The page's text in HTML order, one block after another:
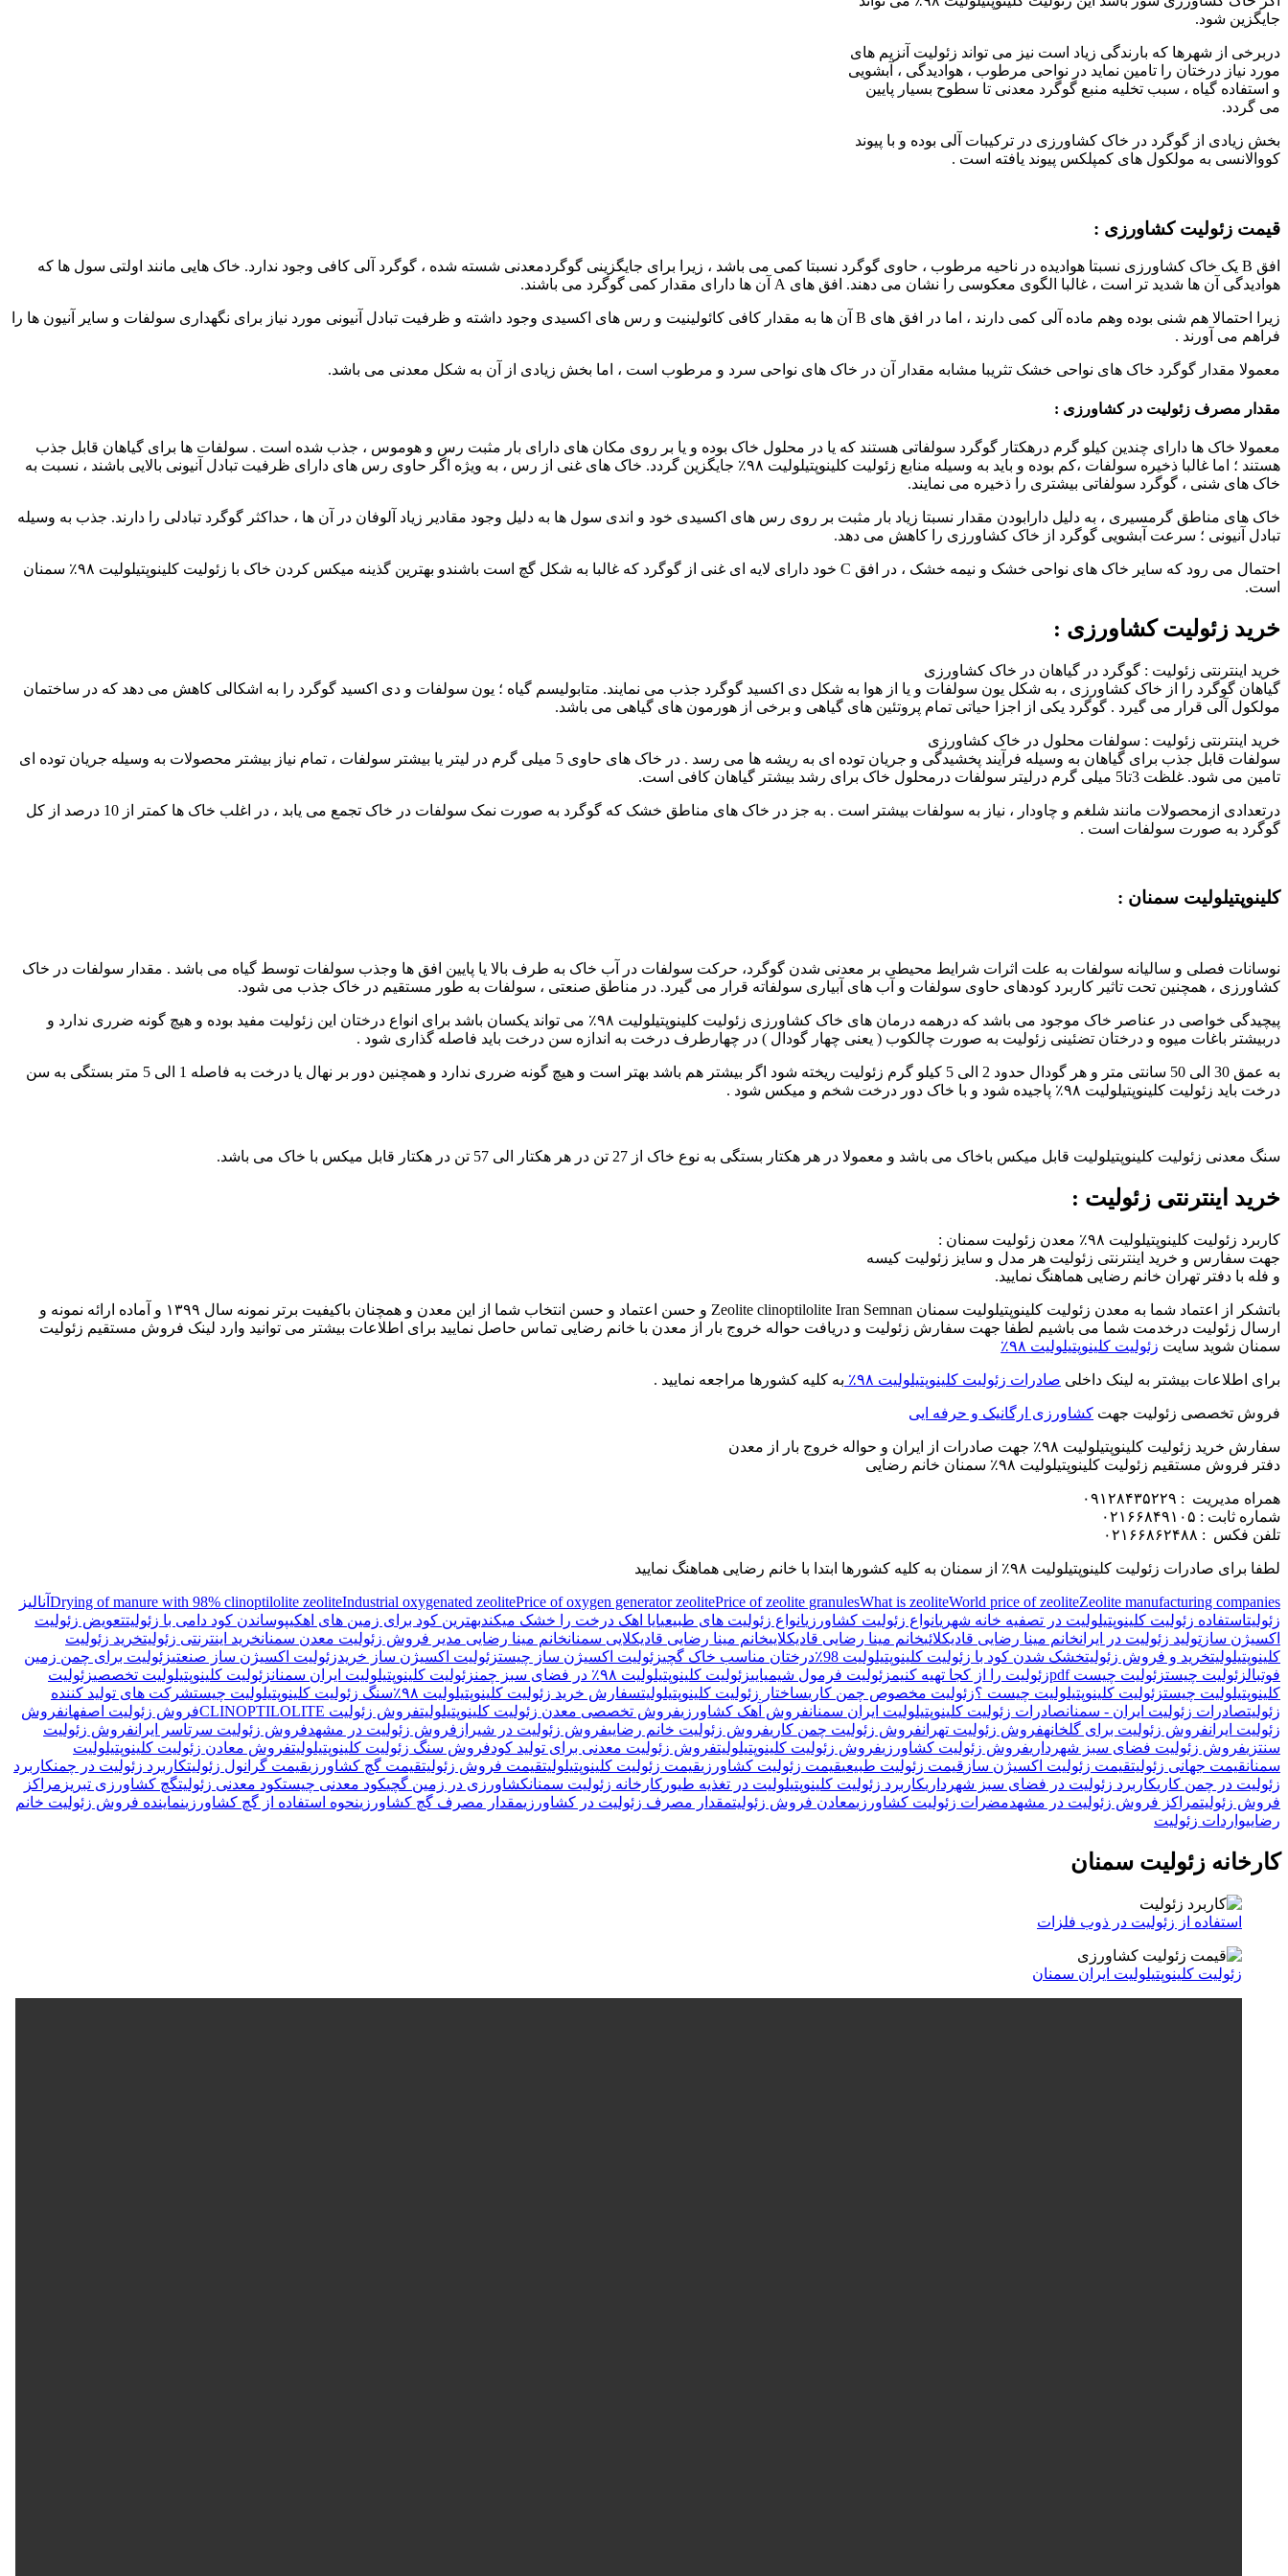
جایگزین شود.
دربرخی از شهرها که بارندگی زیاد است نیز می تواند زئولیت آنزیم های
مورد نیاز درختان را تامین نماید در نواحی مرطوب ، هوادیدگی ، آبشویی
و استفاده گیاه ، سبب تخلیه منبع گوگرد معدنی تا سطوح بسیار پایین
می گردد.
بخش زیادی از گوگرد در خاک کشاورزی در ترکیبات آلی بوده و با پیوند
کووالانسی به مولکول های کمپلکس پیوند یافته است .
قیمت زئولیت کشاورزی :
افق B یک خاک کشاورزی نسبتا هوادیده در ناحیه مرطوب ، حاوی گوگرد نسبتا کمی می باشد ، زیرا برای جایگزینی گوگردمعدنی شسته شده ، گوگرد آلی کافی وجود ندارد. خاک هایی مانند اولتی سول ها که
هوادیدگی آن ها شدید تر است ، غالبا الگوی معکوسی را نشان می دهند. افق های A آن ها دارای مقدار کمی گوگرد می باشند.
زیرا احتمالا هم شنی بوده وهم ماده آلی کمی دارند ، اما در افق های B آن ها به مقدار کافی کائولینیت و رس های اکسیدی وجود داشته و ظرفیت تبادل آنیونی مورد نیاز برای نگهداری سولفات و سایر آنیون ها را
فراهم می آورند .
معمولا مقدار گوگرد خاک های نواحی خشک تثریبا مشابه مقدار آن در خاک های نواحی سرد و مرطوب است ، اما بخش زیادی از آن به شکل معدنی می باشد.
مقدار مصرف زئولیت در کشاورزی :
معمولا خاک ها دارای چندین کیلو گرم درهکتار گوگرد سولفاتی هستند که یا در محلول خاک بوده و یا بر روی مکان های دارای بار مثبت رس و هوموس ، جذب شده است . سولفات ها برای گیاهان قابل جذب
هستند ؛ اما غالبا ذخیره سولفات ،کم بوده و باید به وسیله منابع زئولیت کلینوپتیلولیت ۹۸٪ جایگزین گردد. خاک های غنی از رس ، به ویژه اگر حاوی رس های دارای ظرفیت تبادل آنیونی بالایی باشند ، نسبت به
خاک های شنی ، گوگرد سولفاتی بیشتری را ذخیره می نمایند.
خاک های مناطق گرمسیری ، به دلیل دارابودن مقدار نسبتا زیاد بار مثبت بر روی رس های اکسیدی خود و اندی سول ها به دلیل وجود مقادیر زیاد آلوفان در آن ها ، حداکثر گوگرد تبادلی را دارند. جذب به وسیله
تبادل آنیونی ؛ سرعت آبشویی گوگرد از خاک کشاورزی را کاهش می دهد.
احتمال می رود که سایر خاک های نواحی خشک و نیمه خشک ، در افق C خود دارای لایه ای غنی از گوگرد که غالبا به شکل گچ است باشندو بهترین گذینه میکس کردن خاک با زئولیت کلینوپتیلولیت ۹۸٪ سمنان
است.
خرید زئولیت کشاورزی :
خرید اینترنتی زئولیت : گوگرد در گیاهان در خاک کشاورزی
گیاهان گوگرد را از خاک کشاورزی ، به شکل یون سولفات و یا از هوا به شکل دی اکسید گوگرد جذب می نمایند. متابولیسم گیاه ؛ یون سولفات و دی اکسید گوگرد را به اشکالی کاهش می دهد که در ساختمان
مولکول آلی قرار می گیرد . گوگرد یکی از اجزا حیاتی تمام پروتئین های گیاهی و برخی از هورمون های گیاهی می باشد.
خرید اینترنتی زئولیت : سولفات محلول در خاک کشاورزی
سولفات قابل جذب برای گیاهان به وسیله فرآیند پخشیدگی و جریان توده ای به ریشه ها می رسد . در خاک های حاوی 5 میلی گرم در لیتر یا بیشتر سولفات ، تمام نیاز بیشتر محصولات به وسیله جریان توده ای
تامین می شود. غلظت 3تا5 میلی گرم درلیتر سولفات درمحلول خاک برای رشد بیشتر گیاهان کافی است.
درتعدادی ازمحصولات مانند شلغم و چاودار ، نیاز به سولفات بیشتر است . به جز در خاک های مناطق خشک که گوگرد به صورت نمک سولفات در خاک تجمع می یابد ، در اغلب خاک ها کمتر از 10 درصد از کل
گوگرد به صورت سولفات است .
کلینوپتیلولیت سمنان :
نوسانات فصلی و سالیانه سولفات به علت اثرات شرایط محیطی بر معدنی شدن گوگرد، حرکت سولفات در آب خاک به طرف بالا یا پایین افق ها وجذب سولفات توسط گیاه می باشد . مقدار سولفات در خاک
کشاورزی ، همچنین تحت تاثیر کاربرد کودهای حاوی سولفات و آب های آبیاری سولفاته قرار می گیرد. در مناطق صنعتی ، سولفات به طور مستقیم در خاک جذب می شود.
پیچیدگی خواصی در عناصر خاک موجود می باشد که درهمه درمان های خاک کشاورزی زئولیت کلینوپتیلولیت ۹۸٪ می تواند یکسان باشد برای انواع درختان این زئولیت مفید بوده و هیچ گونه ضرری ندارد و
دربیشتر باغات میوه و درختان تضئینی زئولیت به صورت چالکوب ( یعنی چهار گودال ) در چهارطرف درخت به اندازه سن درخت باید فاصله گذاری شود .
به عمق 30 الی 50 سانتی متر و هر گودال حدود 2 الی 5 کیلو گرم زئولیت ریخته شود اگر بیشتر هم باشد بهتر است و هیچ گونه ضرری ندارد و همچنین دور بر نهال یا درخت به فاصله 1 الی 5 متر بستگی به سن
درخت باید زئولیت کلینوپتیلولیت ۹۸٪ پاجیده شود و با خاک دور درخت شخم و میکس شود .
سنگ معدنی زئولیت کلینوپتیلولیت قابل میکس باخاک می باشد و معمولا در هر هکتار بستگی به نوع خاک از 27 تن در هر هکتار الی 57 تن در هکتار قابل میکس با خاک می باشد.
خرید اینترنتی زئولیت :
کاربرد زئولیت کلینوپتیلولیت ۹۸٪ معدن زئولیت سمنان :
جهت سفارس و خرید اینترنتی زئولیت هر مدل و سایز زئولیت کیسه
و فله با دفتر تهران خانم رضایی هماهنگ نمایید.
باتشکر از اعتماد شما به معدن زئولیت کلینوپتیلولیت سمنان Zeolite clinoptilolite Iran Semnan و حسن اعتماد و حسن انتخاب شما از این معدن و همچنان باکیفیت برتر نمونه سال ۱۳۹۹ و آماده ارائه نمونه و
ارسال زئولیت درخدمت شما می باشیم لطفا جهت سفارش زئولیت و دریافت حواله خروج بار از معدن با خانم رضایی تماس حاصل نمایید برای اطلاعات بیشتر می توانید وارد لینک فروش مستقیم زئولیت
سمنان شوید سایت زئولیت کلینوپتیلولیت ۹۸٪
برای اطلاعات بیشتر به لینک داخلی صادرات زئولیت کلینوپتیلولیت ۹۸٪ به کلیه کشورها مراجعه نمایید .
فروش تخصصی زئولیت جهت کشاورزی ارگانیک و حرفه ایی
سفارش خرید زئولیت کلینوپتیلولیت ۹۸٪ جهت صادرات از ایران و حواله خروج بار از معدن
دفتر فروش مستقیم زئولیت کلینوپتیلولیت ۹۸٪ سمنان خانم رضایی
همراه مدیریت : ۰۹۱۲۸۴۳۵۲۲۹
شماره ثابت : ۰۲۱۶۶۸۴۹۱۰۵
تلفن فکس : ۰۲۱۶۶۸۶۲۴۸۸
لطفا برای صادرات زئولیت کلینوپتیلولیت ۹۸٪ از سمنان به کلیه کشورها ابتدا با خانم رضایی هماهنگ نمایید
Drying of manure with 98% clinoptilolite zeoliteIndustrial oxygenated zeolitePrice of oxygen generator zeolitePrice of zeolite granulesWhat is zeoliteWorld price of zeoliteZeolite manufacturing companies
آنالیز
زئولیتاستفاده زئولیت کلینوپتیلولیت در تصفیه خانه شهریانواع زئولیت کشاورزیانواع زئولیت های طبیعیایا اهک درخت را خشک میکندبهترین کود برای زمین های اهکیپوساندن کود دامی با زئولیتتعویض زئولیت
اکسیژن ساز تولید زئولیت در ایرانخانم مینا رضایی قادیکلائیخانم مینا رضایی قادیکلاییخانم مینا رضایی قادیکلایی سمنانخانم مینا رضایی مدیر فروش زئولیت معدن سمنانخرید اینترنتی زئولیتخرید زئولیت
کلینوپتیلولیتخرید و فروش زئولیتخشک شدن کود با زئولیت کلینوپتیلولیت 98٪ درختان مناسب خاک گچیزئولیت اکسیژن ساز چیستزئولیت اکسیژن ساز خریدزئولیت اکسیژن ساز صنعتیزئولیت برای چمن زمین
فوتبالزئولیت چیستزئولیت چیست pdf زئولیت را از کجا تهیه کنیمزئولیت فرمول شیمیاییزئولیت کلینوپتیلولیت ۹۸٪ در فضای سبز چمن زئولیت کلینوپتیلولیت ایران سمنانزئولیت کلینوپتیلولیت تخصصیزئولیت
کلینوپتیلولیت چیستزئولیت کلینوپتیلولیت چیست ؟زئولیت مخصوص چمن کاریساختار زئولیت کلینوپتیلولیتسفارش خرید زئولیت کلینوپتیلولیت ۹۸٪ سنگ زئولیت کلینوپتیلولیت چیستشرکت های تولید کننده
زئولیتصادرات زئولیت ایران - سمنانصادرات زئولیت کلینوپتیلولیت ایران سمنانفروش آهک کشاورزیفروش تخصصی معدن زئولیت کلینوپتیلولیتفروش زئولیت CLINOPTILOLITE فروش زئولیت اصفهانفروش
زئولیت ایرانفروش زئولیت برای گلخانهفروش زئولیت تهرانفروش زئولیت چمن کاریفروش زئولیت خانم رضاییفروش زئولیت در شیراز فروش زئولیت در مشهدفروش زئولیت سرتاسر ایرانفروش زئولیت
سنتزیفروش زئولیت فضای سبز شهرداریفروش زئولیت کشاورزیفروش زئولیت کلینوپتیلولیتفروش زئولیت معدنی برای تولید کودفروش سنگ زئولیت کلینوپتیلولیتفروش معادن زئولیت کلینوپتیلولیت
سمنانقیمت جهانی زئولیتقیمت زئولیت اکسیژن ساز قیمت زئولیت طبیعیقیمت زئولیت کشاورزیقیمت زئولیت کلینوپتیلولیتقیمت فروش زئولیتقیمت گچ کشاورزیقیمت گرانول زئولیتکاربرد زئولیت در چمنکاربرد
زئولیت در چمن کاریکاربرد زئولیت در فضای سبز شهرداریکاربرد زئولیت کلینوپتیلولیت در تغذیه طیور کارخانه زئولیت سمنانکشاورزی در زمین گچیکود معدنی چیستکود معدنی زئولیتگچ کشاورزی تبریز مراکز
فروش زئولیتمراکز فروش زئولیت در مشهدمضرات زئولیت کشاورزیمعادن فروش زئولیتمقدار مصرف زئولیت در کشاورزیمقدار مصرف گچ کشاورزینحوه استفاده از گچ کشاورزینماینده فروش زئولیت خانم
رضاییواردات زئولیت
کارخانه زئولیت سمنان
استفاده از زئولیت در ذوب فلزات
زئولیت کلینوپتیلولیت ایران سمنان